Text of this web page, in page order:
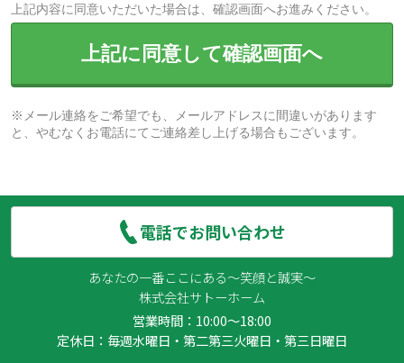
上記内容に同意いただいた場合は、確認画面へお進みください。
上記に同意して確認画面へ
※メール連絡をご希望でも、メールアドレスに間違いがあります
と、やむなくお電話にてご連絡差し上げる場合もございます。
電話でお問い合わせ
あなたの一番ここにある～笑顔と誠実～
株式会社サトーホーム
営業時間：10:00～18:00
定休日：毎週水曜日・第二第三火曜日・第三日曜日